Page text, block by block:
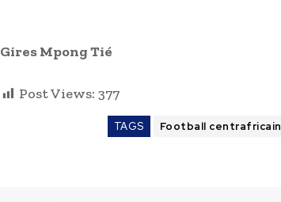
Gires Mpong Tié
Post Views: 377
TAGS Football centrafricain